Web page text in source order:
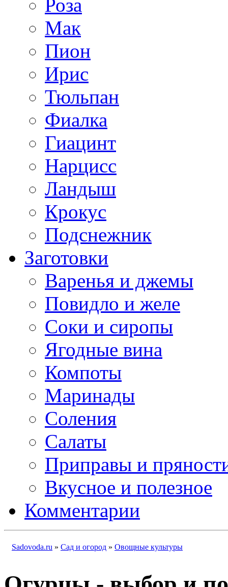
Роза
Мак
Пион
Ирис
Тюльпан
Фиалка
Гиацинт
Нарцисс
Ландыш
Крокус
Подснежник
Заготовки
Варенья и джемы
Повидло и желе
Соки и сиропы
Ягодные вина
Компоты
Маринады
Соления
Салаты
Приправы и
Вкусное и полезное
Комментарии
Sadovoda.ru » Сад и огород » Овощные культуры